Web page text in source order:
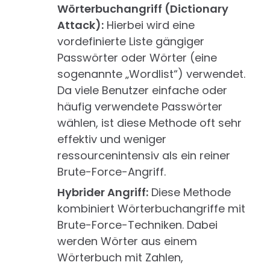
Wörterbuchangriff (Dictionary
Attack): Hierbei wird eine
vordefinierte Liste gängiger
Passwörter oder Wörter (eine
sogenannte „Wordlist“) verwendet.
Da viele Benutzer einfache oder
häufig verwendete Passwörter
wählen, ist diese Methode oft sehr
effektiv und weniger
ressourcenintensiv als ein reiner
Brute-Force-Angriff.
Hybrider Angriff: Diese Methode
kombiniert Wörterbuchangriffe mit
Brute-Force-Techniken. Dabei
werden Wörter aus einem
Wörterbuch mit Zahlen,